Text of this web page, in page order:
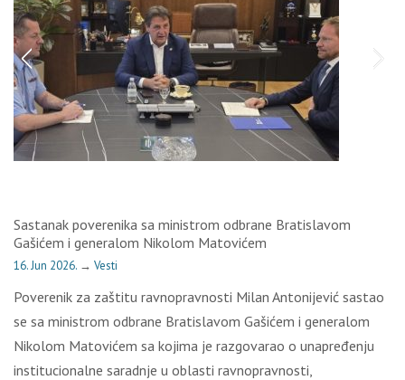
Sastanak poverenika sa ministrom odbrane Bratislavom
Gašićem i generalom Nikolom Matovićem
16. Jun 2026. → Vesti
Poverenik za zaštitu ravnopravnosti Milan Antonijević sastao
se sa ministrom odbrane Bratislavom Gašićem i generalom
Nikolom Matovićem sa kojima je razgovarao o unapređenju
institucionalne saradnje u oblasti ravnopravnosti,